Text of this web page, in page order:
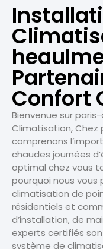
Confort
Bienvenue sur
Climatisation, Chez
comprenons
chaudes journées
optimal chez vous
pourquoi nous vous
climatisation de
résidentiels et
d’installation, de
experts certifiés
système de